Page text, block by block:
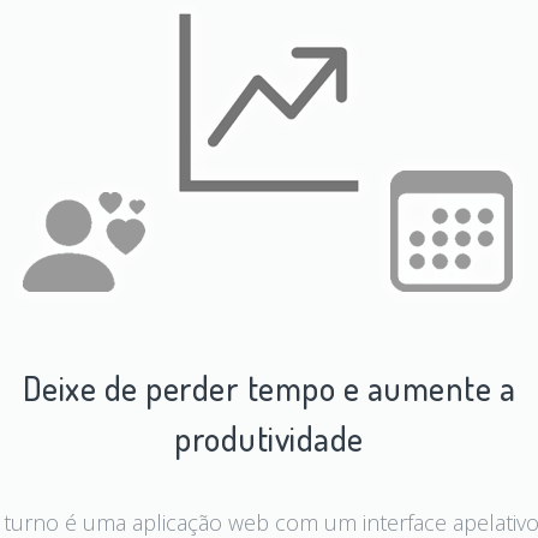
Deixe de perder tempo e aumente a
produtividade
é uma aplicação web com um interface